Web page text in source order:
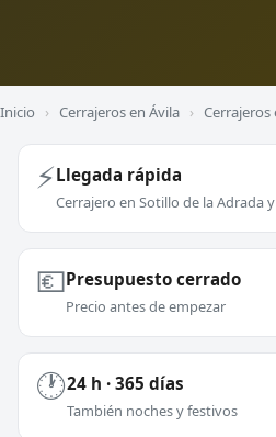
Inicio › Cerrajeros en Ávila › Cerrajeros
⚡Llegada rápida
Cerrajero en Sotillo de la Adrada
💶Presupuesto cerrado
Precio antes de empezar
🕐24 h · 365 días
También noches y festivos